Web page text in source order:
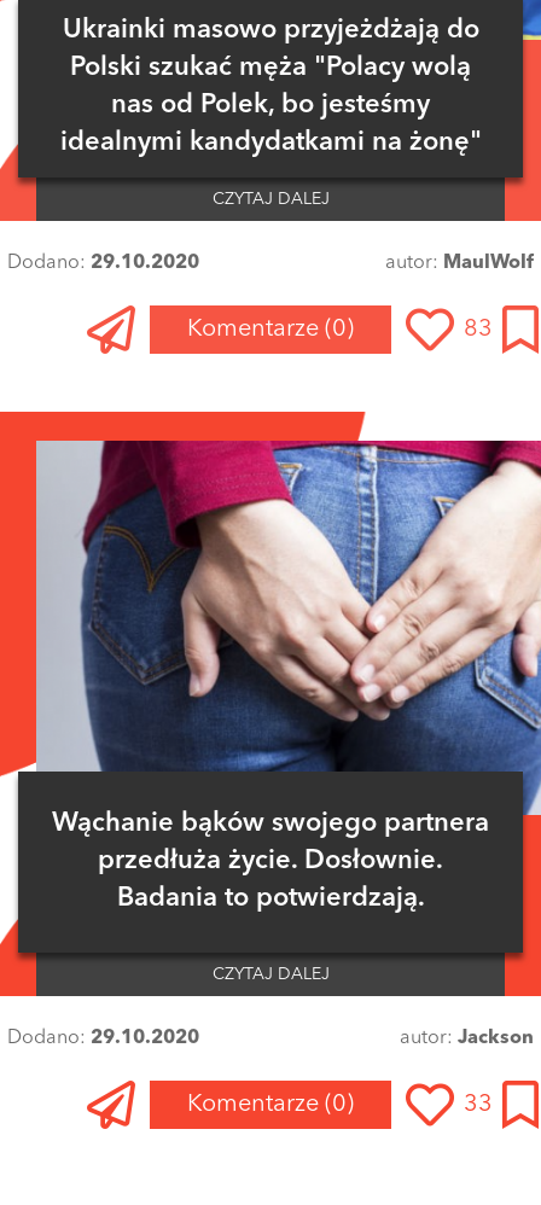
Ukrainki masowo przyjeżdżają do
Polski szukać męża "Polacy wolą
nas od Polek, bo jesteśmy
idealnymi kandydatkami na żonę"
CZYTAJ DALEJ
Dodano: 29.10.2020 autor: MaulWolf
Komentarze (0) 83
Wąchanie bąków swojego partnera
przedłuża życie. Dosłownie.
Badania to potwierdzają.
CZYTAJ DALEJ
Dodano: 29.10.2020 autor: Jackson
Komentarze (0) 33